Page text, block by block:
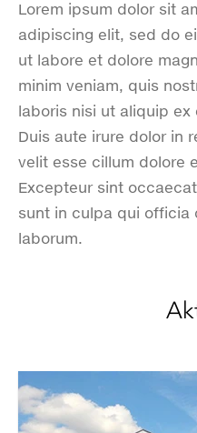
Lorem ipsum dolor sit
adipiscing elit, sed do
ut labore et dolore
minim veniam, quis
laboris nisi ut aliquip
Duis aute irure dolor in
velit esse cillum dolore
Excepteur sint
sunt in culpa qui officia
laborum.